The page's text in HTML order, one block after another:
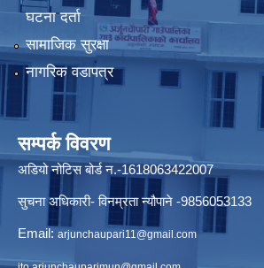
घटना दर्ता
सामाजिक सुरक्षा
नागरिक वडापत्र
सम्पर्क विवरण
अडियो नोटिस बोर्ड न.-1618063422007
सुचना अधिकारी- विनम्रता न्यौपाने -9856053133
Email: arjunchaupari11@gmail.com